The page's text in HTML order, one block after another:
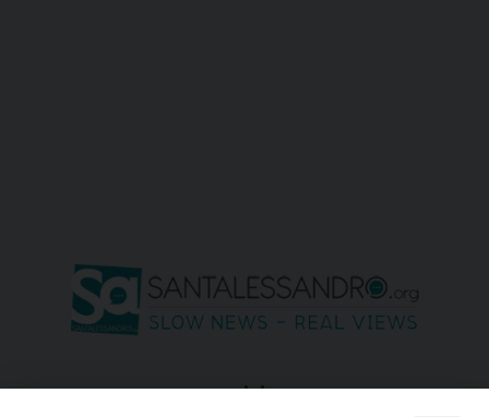
seguici su